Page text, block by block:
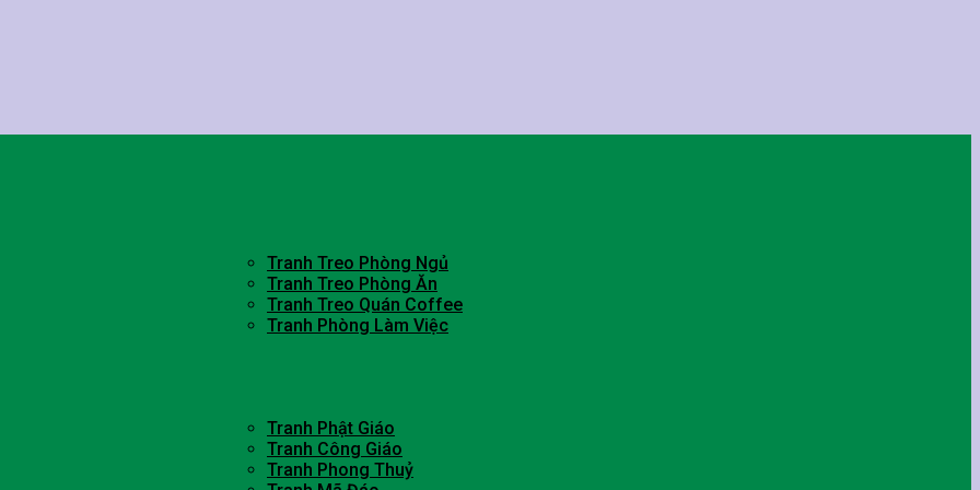
Tranh Treo Phòng Ngủ
Tranh Treo Phòng Ăn
Tranh Treo Quán Coffee
Tranh Phòng Làm Việc
Tranh Phật Giáo
Tranh Công Giáo
Tranh Phong Thuỷ